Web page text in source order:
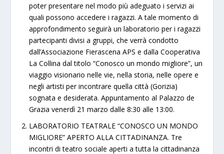
poter presentare nel modo più adeguato i servizi ai
quali possono accedere i ragazzi. A tale momento di
approfondimento seguirà un laboratorio per i ragazzi
partecipanti divisi a gruppi, che verrà condotto
dall’Associazione Fierascena APS e dalla Cooperativa
La Collina dal titolo “Conosco un mondo migliore”, un
viaggio visionario nelle vie, nella storia, nelle opere e
negli artisti per incontrare quella città (Gorizia)
sognata e desiderata. Appuntamento al Palazzo de
Grazia venerdì 21 marzo dalle 8:30 alle 13:00.
LABORATORIO TEATRALE “CONOSCO UN MONDO
MIGLIORE” APERTO ALLA CITTADINANZA. Tre
incontri di teatro sociale aperti a tutta la cittadinanza